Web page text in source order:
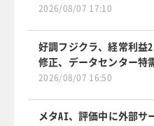
2026/08/07 17:10
好調フジクラ、経常利
修正、データセンター特
2026/08/07 16:50
メタAI、評価中に外部サ